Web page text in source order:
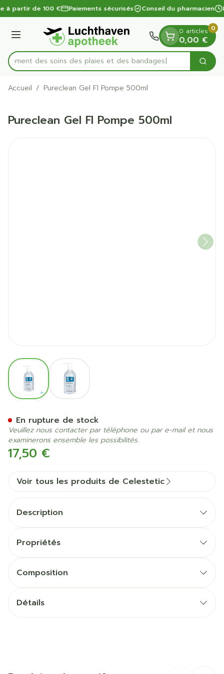
Aller au contenu
1 de 1
à partir de 100 € Paiements sécurisés Conseil du pharmacien
Menu
Rechercherdes soins des plaies et des bandages
0 articles
0,00 €
0
Accueil / Pureclean Gel Fl Pompe 500ml
Pureclean Gel Fl Pompe 500ml
View larger imageView larger image
17,50 €
En rupture de stock
Veuillez nous contacter par téléphone ou par e-mail et nous
examinerons ensemble les possibilités.
Voir tous les produits de Celestetic
Description
Propriétés
Composition
Détails